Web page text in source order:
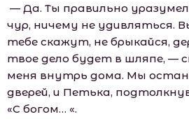
— Да. Ты правильно
чур, ничему не удивляться.
тебе скажут, не брыкайся,
твое дело будет в шляпе, —
меня внутрь дома. Мы
дверей, и Петька,
«С богом… «.